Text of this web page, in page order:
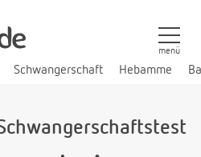
Schwangerschaft Hebamme
menü